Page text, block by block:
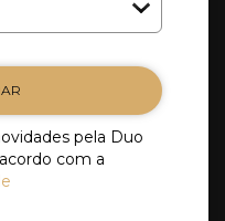
pela Duo
com a